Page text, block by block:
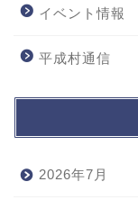
イベント情報
平成村通信
2026年7月